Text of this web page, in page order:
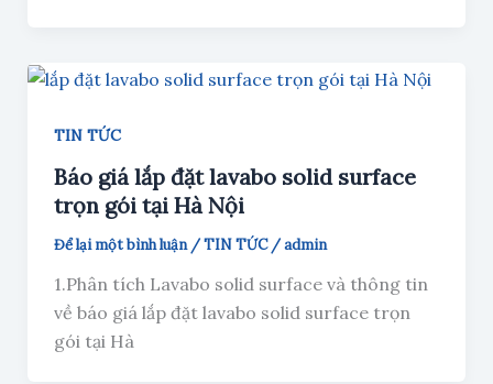
TIN TỨC
Báo giá lắp đặt lavabo solid surface
trọn gói tại Hà Nội
Để lại một bình luận /TIN TỨC/admin
1.Phân tích Lavabo solid surface và thông tin
về báo giá lắp đặt lavabo solid surface trọn
gói tại Hà